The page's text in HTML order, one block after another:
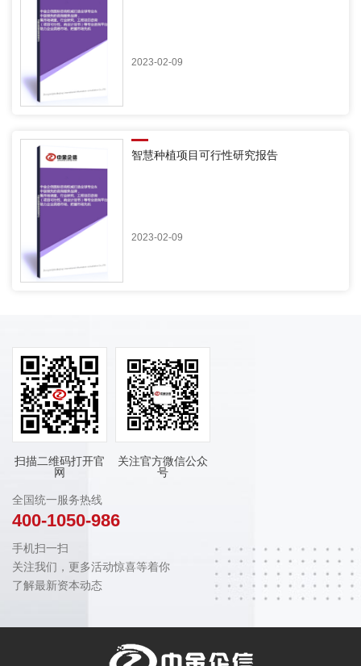
2023-02-09
智慧种植项目可行性研究报告
2023-02-09
扫描二维码打开官
网
关注官方微信公众
号
全国统一服务热线
400-1050-986
手机扫一扫
关注我们，更多活动惊喜等着你
了解最新资本动态